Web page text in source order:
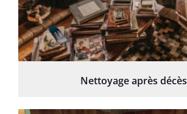
Nettoyage après décès